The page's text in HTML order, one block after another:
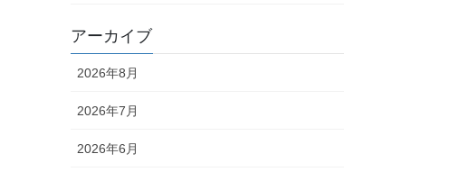
アーカイブ
2026年8月
2026年7月
2026年6月